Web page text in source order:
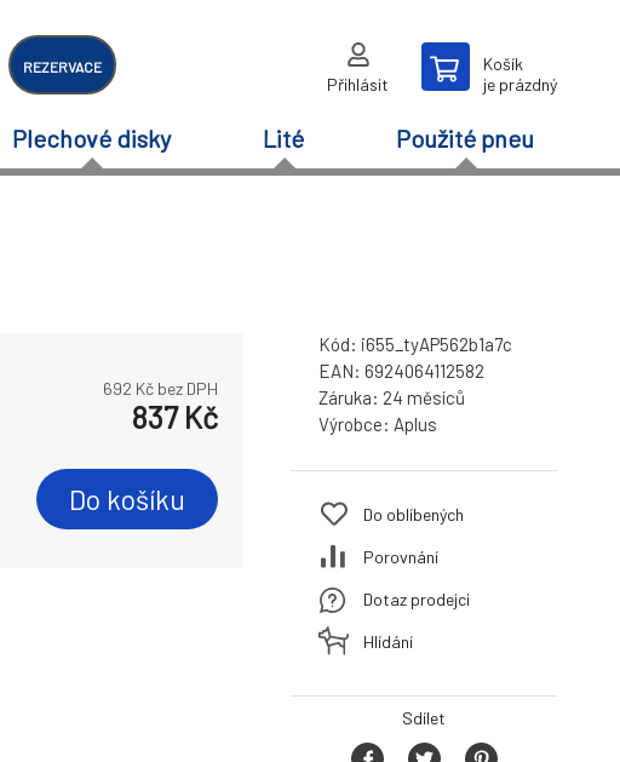
REZERVACE
Přihlásit
Košík
je prázdný
Plechové disky Lité Použité pneu
692 Kč bez DPH
837Kč
Do košíku
Kód: i655_tyAP562b1a7c
EAN: 6924064112582
Záruka: 24 měsíců
Výrobce: Aplus
Do oblíbených
Porovnání
Dotaz prodejci
Hlídání
Sdílet